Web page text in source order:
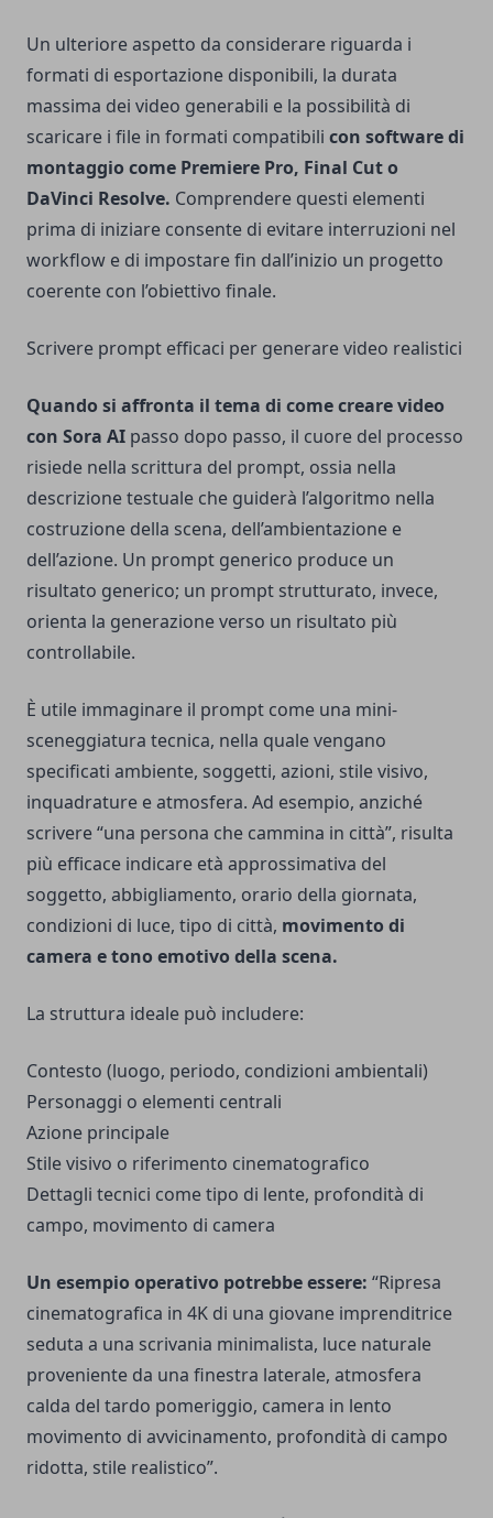
Un ulteriore aspetto da considerare riguarda i
formati di esportazione disponibili, la durata
massima dei video generabili e la possibilità di
scaricare i file in formati compatibili con software di
montaggio come Premiere Pro, Final Cut o
DaVinci Resolve. Comprendere questi elementi
prima di iniziare consente di evitare interruzioni nel
workflow e di impostare fin dall’inizio un progetto
coerente con l’obiettivo finale.
Scrivere prompt efficaci per generare video realistici
Quando si affronta il tema di come creare video
con Sora AI passo dopo passo, il cuore del processo
risiede nella scrittura del prompt, ossia nella
descrizione testuale che guiderà l’algoritmo nella
costruzione della scena, dell’ambientazione e
dell’azione. Un prompt generico produce un
risultato generico; un prompt strutturato, invece,
orienta la generazione verso un risultato più
controllabile.
È utile immaginare il prompt come una mini-
sceneggiatura tecnica, nella quale vengano
specificati ambiente, soggetti, azioni, stile visivo,
inquadrature e atmosfera. Ad esempio, anziché
scrivere “una persona che cammina in città”, risulta
più efficace indicare età approssimativa del
soggetto, abbigliamento, orario della giornata,
condizioni di luce, tipo di città, movimento di
camera e tono emotivo della scena.
La struttura ideale può includere:
Contesto (luogo, periodo, condizioni ambientali)
Personaggi o elementi centrali
Azione principale
Stile visivo o riferimento cinematografico
Dettagli tecnici come tipo di lente, profondità di
campo, movimento di camera
Un esempio operativo potrebbe essere: “Ripresa
cinematografica in 4K di una giovane imprenditrice
seduta a una scrivania minimalista, luce naturale
proveniente da una finestra laterale, atmosfera
calda del tardo pomeriggio, camera in lento
movimento di avvicinamento, profondità di campo
ridotta, stile realistico”.